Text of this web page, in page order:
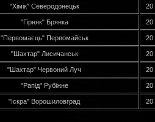
"Хімік" Северодонецьк 20
"Гірняк" Брянка 20
"Первомаєць" Первомайськ 20
"Шахтар" Лисичанськ 20
"Шахтар" Червоний Луч 20
"Рапід" Рубіжне 20
"Іскра" Ворошиловград 20